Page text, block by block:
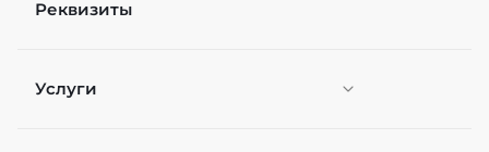
Реквизиты
Услуги